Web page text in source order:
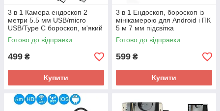
3 в 1 Камера ендоскоп 2
метри 5.5 мм USB/micro
USB/Type C бороскоп, м'який
дріт
Готово до відправки
499 ₴
Купити
3 в 1 Ендоскоп, бороскоп із
мінікамерою для Android і ПК
5 м 7 мм підсвітка
Готово до відправки
599 ₴
Купити